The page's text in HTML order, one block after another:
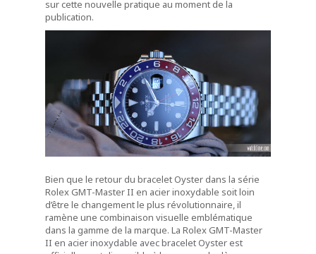
sur cette nouvelle pratique au moment de la
publication.
Bien que le retour du bracelet Oyster dans la série
Rolex GMT-Master II en acier inoxydable soit loin
d’être le changement le plus révolutionnaire, il
ramène une combinaison visuelle emblématique
dans la gamme de la marque. La Rolex GMT-Master
II en acier inoxydable avec bracelet Oyster est